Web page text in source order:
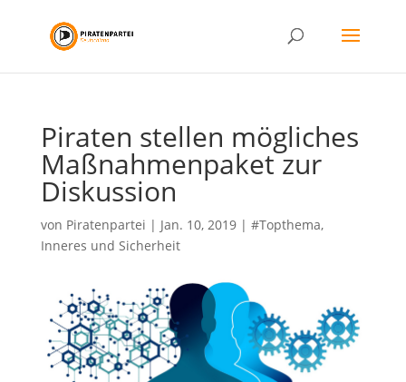
Piraten stellen mögliches
Maßnahmenpaket zur
Diskussion
von Piratenpartei | Jan. 10, 2019| #Topthema,
Inneres und Sicherheit